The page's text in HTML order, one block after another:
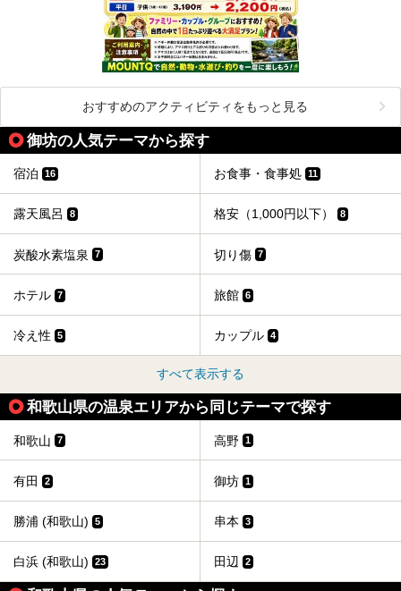
おすすめのアクティビティをもっと見る
御坊の人気テーマから探す
宿泊 16 お食事・食事処 11
露天風呂 8 格安（1,000円以下） 8
炭酸水素塩泉 7 切り傷 7
ホテル 7 旅館 6
冷え性 5 カップル 4
すべて表示する
和歌山県の温泉エリアから同じテーマで探す
和歌山 7 高野 1
有田 2 御坊 1
勝浦 (和歌山) 5 串本 3
白浜 (和歌山) 23 田辺 2